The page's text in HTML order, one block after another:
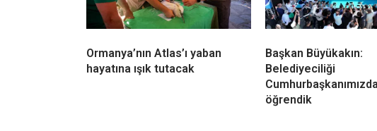
Ormanya’nın Atlas’ı yaban
hayatına ışık tutacak
Başkan Büyükakın:
Belediyeciliği
öğrendik